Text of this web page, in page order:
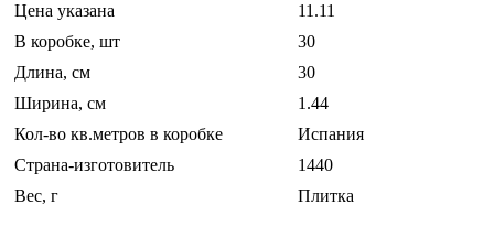
Цена указана
11.11
В коробке, шт
30
Длина, см
30
Ширина, см
1.44
Кол-во кв.метров в коробке
Испания
Страна-изготовитель
1440
Вес, г
Плитка